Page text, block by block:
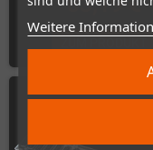
Weitere